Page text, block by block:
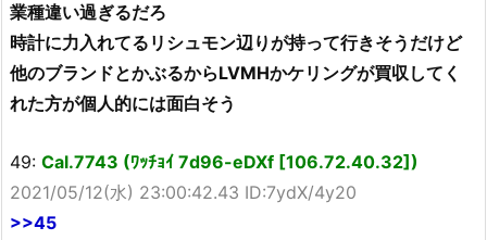
業種違い過ぎるだろ
時計に力入れてるリシュモン辺りが持って行きそうだけど
他のブランドとかぶるからLVMHかケリングが買収してく
れた方が個人的には面白そう
49: Cal.7743 (ﾜｯﾁｮｲ 7d96-eDXf [106.72.40.32])
2021/05/12(水) 23:00:42.43 ID:7ydX/4y20
>>45